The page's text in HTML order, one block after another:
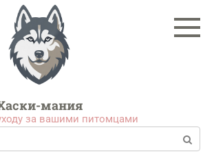
мания
за вашими питомцами